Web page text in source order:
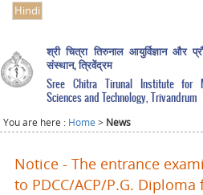
Hindi
श्री चित्रा तिरुनाल आयुर्विज्ञान और
संस्थान, त्रिवेंद्रम
Sree Chitra Tirunal Institute for
Sciences and Technology, Trivandrum
You are here : Home > News
Notice - The entrance
to PDCC/ACP/P.G.